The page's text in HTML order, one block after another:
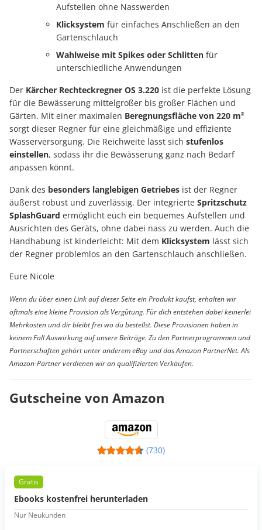
Aufstellen ohne Nasswerden
Klicksystem für einfaches Anschließen an den
Gartenschlauch
Wahlweise mit Spikes oder Schlitten für
unterschiedliche Anwendungen
Der Kärcher Rechteckregner OS 3.220 ist die perfekte Lösung
für die Bewässerung mittelgroßer bis großer Flächen und
Gärten. Mit einer maximalen Beregnungsfläche von 220 m²
sorgt dieser Regner für eine gleichmäßige und effiziente
Wasserversorgung. Die Reichweite lässt sich stufenlos
einstellen, sodass ihr die Bewässerung ganz nach Bedarf
anpassen könnt.
Dank des besonders langlebigen Getriebes ist der Regner
äußerst robust und zuverlässig. Der integrierte Spritzschutz
SplashGuard ermöglicht euch ein bequemes Aufstellen und
Ausrichten des Geräts, ohne dabei nass zu werden. Auch die
Handhabung ist kinderleicht: Mit dem Klicksystem lässt sich
der Regner problemlos an den Gartenschlauch anschließen.
Eure Nicole
Wenn du über einen Link auf dieser Seite ein Produkt kaufst, erhalten wir
oftmals eine kleine Provision als Vergütung. Für dich entstehen dabei keinerlei
Mehrkosten und dir bleibt frei wo du bestellst. Diese Provisionen haben in
keinem Fall Auswirkung auf unsere Beiträge. Zu den Partnerprogrammen und
Partnerschaften gehört unter anderem eBay und das Amazon PartnerNet. Als
Amazon-Partner verdienen wir an qualifizierten Verkäufen.
Gutscheine von Amazon
(730)
Gratis
Ebooks kostenfrei herunterladen
Nur Neukunden